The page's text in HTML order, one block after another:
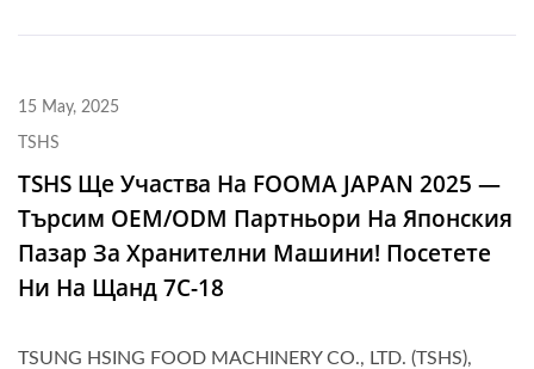
15 May, 2025
TSHS
TSHS Ще Участва На FOOMA JAPAN 2025 —
Търсим OEM/ODM Партньори На Японския
Пазар За Хранителни Машини! Посетете
Ни На Щанд 7C-18
TSUNG HSING FOOD MACHINERY CO., LTD. (TSHS),